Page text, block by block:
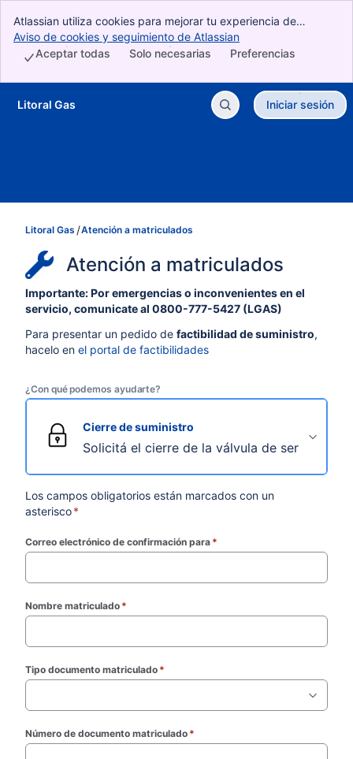
Atlassian utiliza cookies para mejorar tu experiencia de
navegación, realizar análisis e investigaciones y gestionar la
publicidad. Acepta todas las cookies para indicar que aceptas
Aviso de cookies y seguimiento de Atlassian
Preferencias
Solo necesarias
Aceptar todas
Ir al contenido principal
Litoral Gas Iniciar sesión
Litoral Gas Atención a matriculados
Atención a matriculados
Importante: Por emergencias o inconvenientes en el
servicio, comunicate al 0800-777-5427 (LGAS)
Para presentar un pedido defactibilidad de suministro,
hacelo enel portal de factibilidades
¿Con qué podemos ayudarte?
Cierre de suministro
Solicitá el cierre de la válvula de servicio
Los campos obligatorios están marcados con un
asterisco*
Correo electrónico de confirmación para *
Nombre matriculado *
Tipo documento matriculado *
Número de documento matriculado *